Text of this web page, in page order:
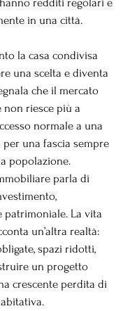
in una città.
la casa condivisa
una scelta e diventa
che il mercato
non riesce più a
normale a una
per una fascia sempre
popolazione.
parla di
patrimoniale. La vita
un’altra realtà:
spazi ridotti,
un progetto
crescente perdita di